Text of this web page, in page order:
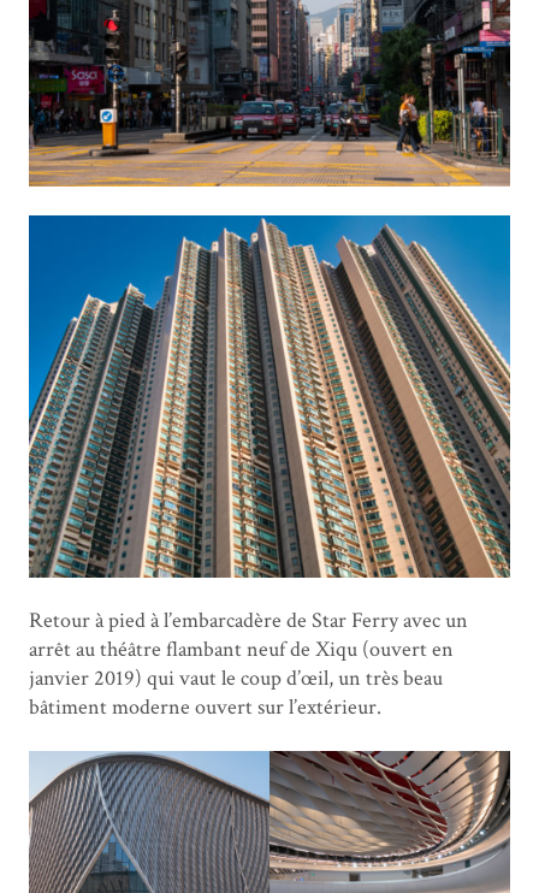
Retour à pied à l’embarcadère de Star Ferry avec un
arrêt au théâtre flambant neuf de Xiqu (ouvert en
janvier 2019) qui vaut le coup d’œil, un très beau
bâtiment moderne ouvert sur l’extérieur.